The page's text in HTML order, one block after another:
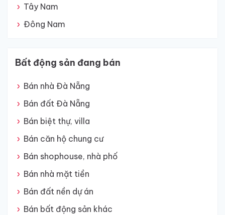
Tây Nam
Đông Nam
Bất động sản đang bán
Bán nhà Đà Nẵng
Bán đất Đà Nẵng
Bán biệt thự, villa
Bán căn hộ chung cư
Bán shophouse, nhà phố
Bán nhà mặt tiền
Bán đất nền dự án
Bán bất động sản khác